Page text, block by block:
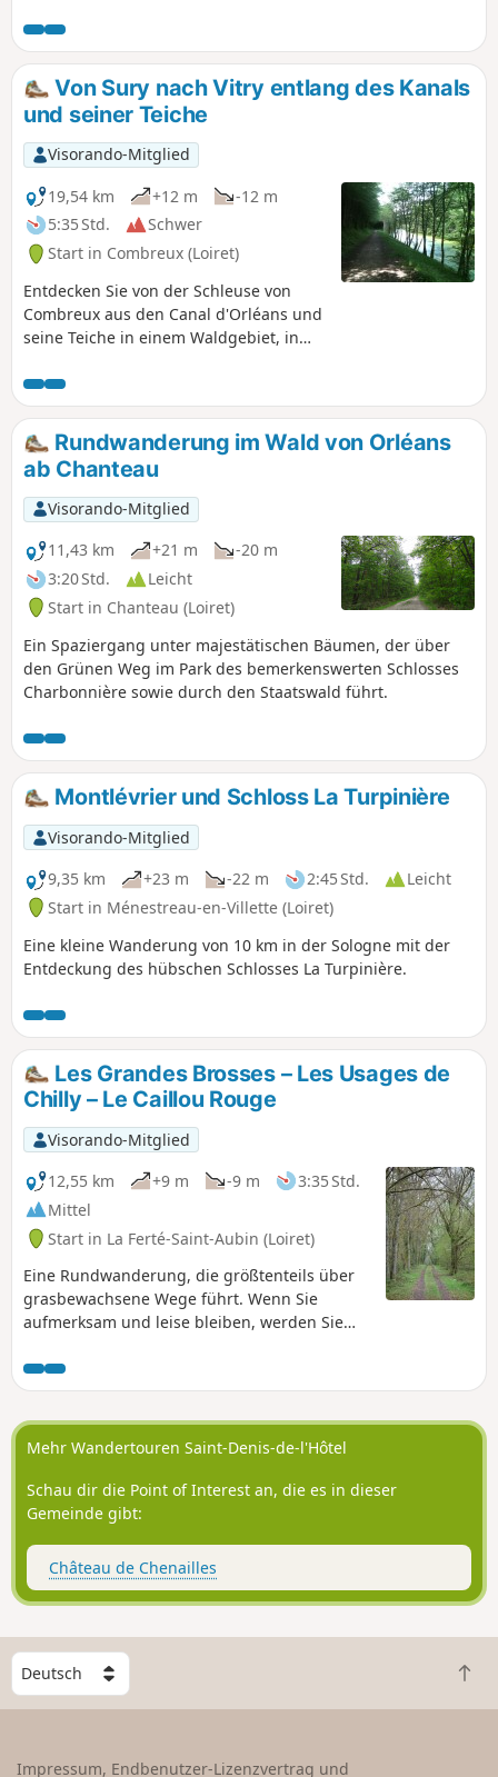
Étang de la Vallée, der ursprünglich zur Speisung des Canal
d'Orléans angelegt wurde, hat sich mit seinem
Wassersportzentrum, seinen zum Angeln einladenden
Ufern und seinen Spazierwegen zu einem beliebten
Erholungsort entwickelt.
Von Sury nach Vitry entlang des Kanals
und seiner Teiche
Visorando-Mitglied
19,54 km
+12 m
-12 m
5:35 Std.
Schwer
Start in Combreux (Loiret)
Entdecken Sie von der Schleuse von
Combreux aus den Canal d'Orléans und
seine Teiche in einem Waldgebiet, in
Tierwelt begleitet und sich am
Wegesrand beobachten lässt. Seien Sie
früh morgens unterwegs, verhalten Sie
sich ruhig und aufmerksam, um diesen
Anblick genießen zu können. Verlassen
Sie sich nicht mehr auf die Fotos mit
dem Treidelpfad. Dieser wurde durch
den Radweg ersetzt. Die Wanderung
verliert dadurch etwas an Charme,
bleibt aber dennoch sehr angenehm.
Rundwanderung im Wald von Orléans
ab Chanteau
Visorando-Mitglied
11,43 km
+21 m
-20 m
3:20 Std.
Leicht
Start in Chanteau (Loiret)
Ein Spaziergang unter majestätischen Bäumen, der über
den Grünen Weg im Park des bemerkenswerten Schlosses
Charbonnière sowie durch den Staatswald führt.
Montlévrier und Schloss La Turpinière
Visorando-Mitglied
9,35 km
+23 m -22 m 2:45 Std.
Leicht
Start in Ménestreau-en-Villette (Loiret)
Eine kleine Wanderung von 10 km in der Sologne mit der
Entdeckung des hübschen Schlosses La Turpinière.
Les Grandes Brosses – Les Usages de
Chilly – Le Caillou Rouge
Visorando-Mitglied
12,55 km
+9 m -9 m
3:35 Std.
Mittel
Start in La Ferté-Saint-Aubin (Loiret)
Eine Rundwanderung, die größtenteils über
grasbewachsene Wege führt. Wenn Sie
aufmerksam und leise bleiben, werden Sie
in diesem Gebiet sehr zahlreich sind.
Tatsächlich haben Hirsche, Rehe oder
Wildschweine hier ihr Revier.
Mehr Wandertouren Saint-Denis-de-l'Hôtel
Schau dir die Point of Interest an, die es in dieser
Gemeinde gibt:
Château de Chenailles
W
h
Z
u
Impressum, Endbenutzer-Lizenzvertrag und